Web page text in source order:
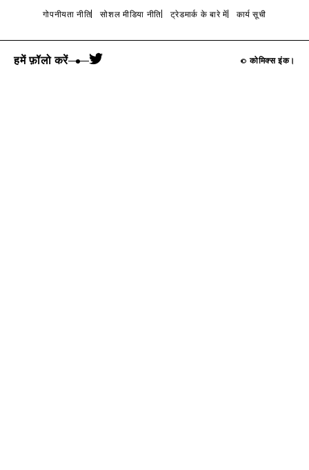
गोपनीयता नीति सोशल मीडिया नीति ट्रेडमार्क के बारे में कार्य सूची
हमें फ़ॉलो करें © कोमिक्स इंक।